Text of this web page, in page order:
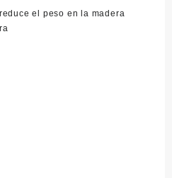
el peso en la madera